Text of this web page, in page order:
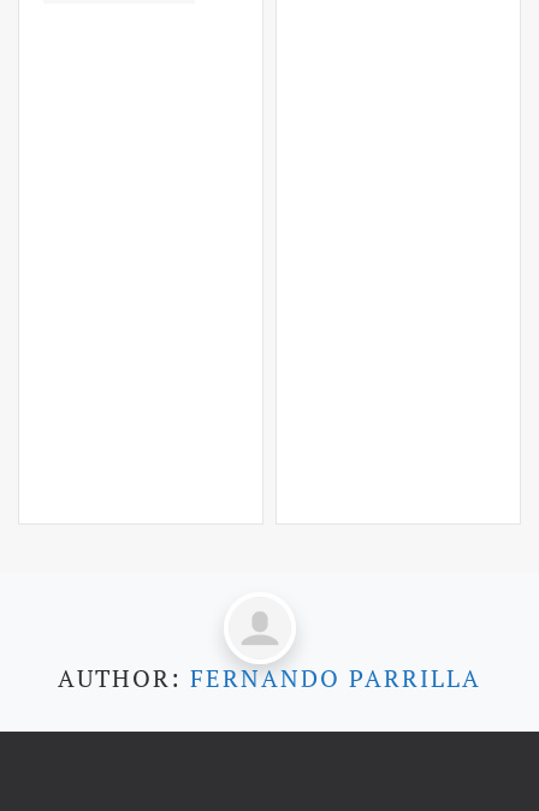
AUTHOR: FERNANDO PARRILLA